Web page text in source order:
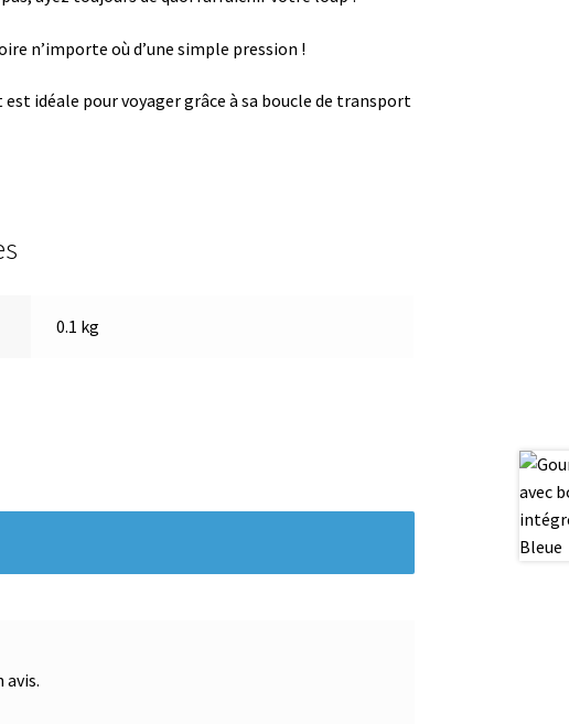
n’importe où d’une simple pression !
idéale pour voyager grâce à sa boucle de transport
0.1 kg
avis.